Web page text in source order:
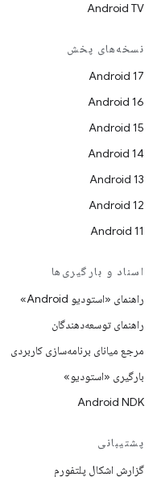
Android TV
نسخه‌های پخش
Android 17
Android 16
Android 15
Android 14
Android 13
Android 12
Android 11
اسناد و بارگیری‌ها
راهنمای «استودیو Android»
راهنمای توسعه‌دهندگان
مرجع میانای برنامه‌سازی کاربردی
بارگیری «استودیو»
Android NDK
پشتیبانی
گزارش اشکال پلتفورم